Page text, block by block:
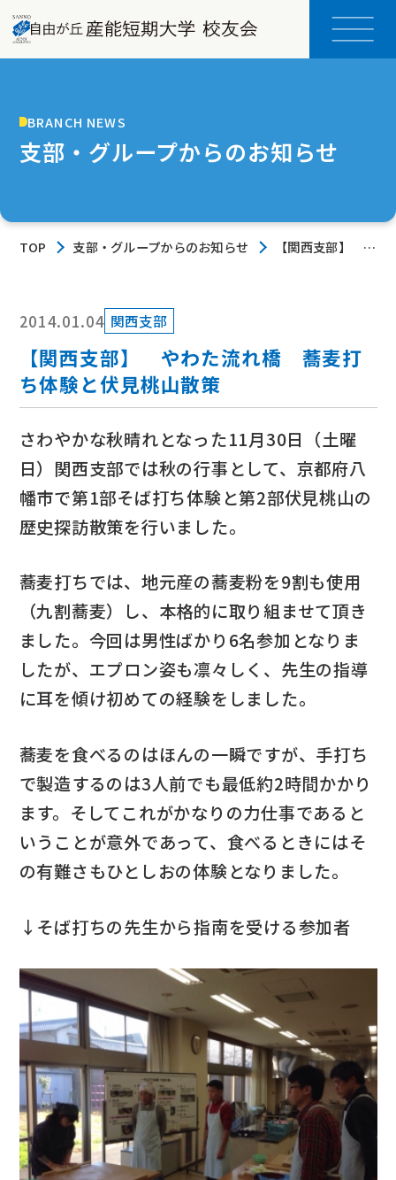
BRANCH NEWS
支部・グループからのお知らせ
TOP 支部・グループからのお知らせ
【関西支部】 や
2014.01.04 関西支部
【関西支部】 やわた流れ橋 蕎麦打
ち体験と伏見桃山散策
さわやかな秋晴れとなった11月30日（土曜
日）関西支部では秋の行事として、京都府八
幡市で第1部そば打ち体験と第2部伏見桃山の
歴史探訪散策を行いました。
蕎麦打ちでは、地元産の蕎麦粉を9割も使用
（九割蕎麦）し、本格的に取り組ませて頂き
ました。今回は男性ばかり6名参加となりま
したが、エプロン姿も凛々しく、先生の指導
に耳を傾け初めての経験をしました。
蕎麦を食べるのはほんの一瞬ですが、手打ち
で製造するのは3人前でも最低約2時間かかり
ます。そしてこれがかなりの力仕事であると
いうことが意外であって、食べるときにはそ
の有難さもひとしおの体験となりました。
↓そば打ちの先生から指南を受ける参加者